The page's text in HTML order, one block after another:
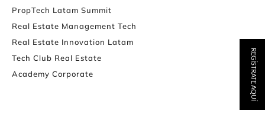
PropTech Latam Summit
Real Estate Management Tech
Real Estate Innovation Latam
Tech Club Real Estate
Academy Corporate
REGÍSTRATE AQUÍ